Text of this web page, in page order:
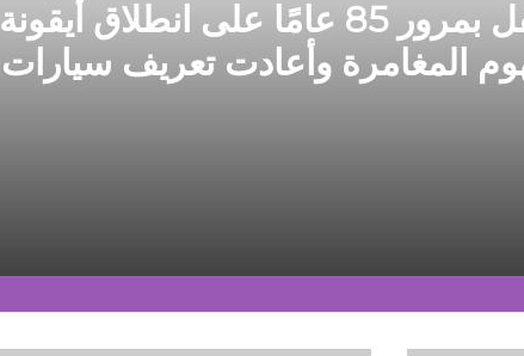
جيب Jeep®️ تحتفل بمرور 85 عامًا على انطلاق أيقونة
المغامرة وأعادت تعريف سيارات